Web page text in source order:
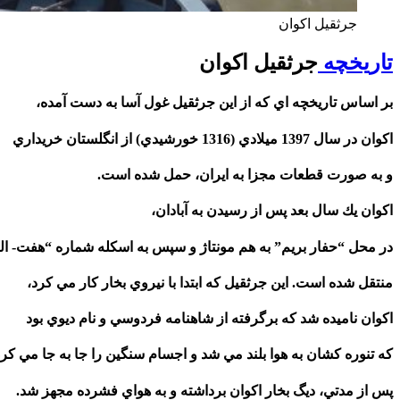
جرثقيل اكوان
تاريخچه جرثقيل اكوان
بر اساس تاريخچه اي كه از اين جرثقيل غول آسا به دست آمده،
اكوان در سال 1397 ميلادي (1316 خورشيدي) از انگلستان خريداري
و به صورت قطعات مجزا به ايران، حمل شده است.
اكوان يك سال بعد پس از رسيدن به آبادان،
در محل “حفار بريم” به هم مونتاژ و سپس به اسكله شماره “هفت-
منتقل شده است. اين جرثقيل كه ابتدا با نيروي بخار كار مي كرد،
اكوان ناميده شد كه برگرفته از شاهنامه فردوسي و نام ديوي بود
كه تنوره كشان به هوا بلند مي شد و اجسام سنگين را جا به جا مي
پس از مدتي، ديگ بخار اكوان برداشته و به هواي فشرده مجهز شد.